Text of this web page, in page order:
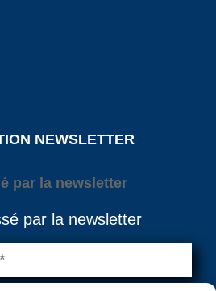
NEWSLETTER
par la newsletter
par la newsletter